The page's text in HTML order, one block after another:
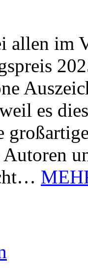
allen im
es